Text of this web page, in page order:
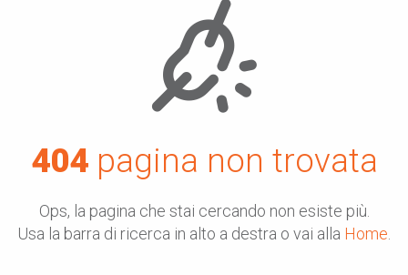
404pagina non trovata
Ops, la pagina che stai cercando non esiste più.
Usa la barra di ricerca in alto a destra o vai alla Home